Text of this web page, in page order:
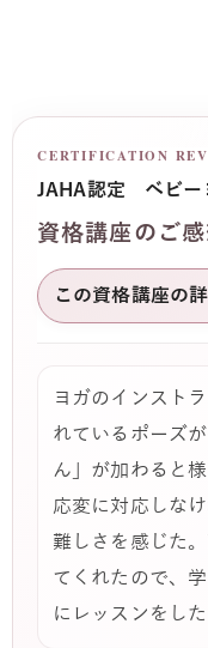
CERTIFICATION
JAHA認定 ベビー
資格講座のご感
この資格講座の
ヨガのインスト
れているポーズ
ん」が加わると
応変に対応しな
難しさを感じた
てくれたので、
にレッスンをし